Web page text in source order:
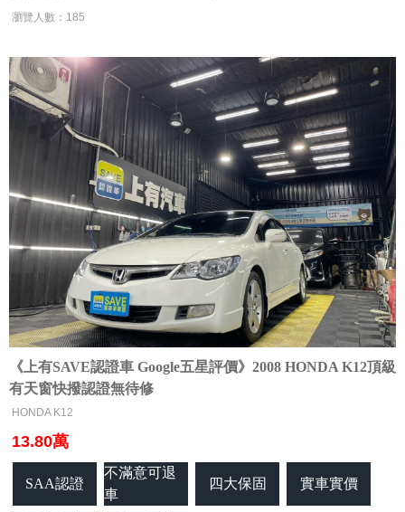
瀏覽人數：185
《上有SAVE認證車 Google五星評價》2008 HONDA K12頂級
有天窗快撥認證無待修
HONDA K12
13.80萬
SAA認證
不滿意可退
車
四大保固 實車實價